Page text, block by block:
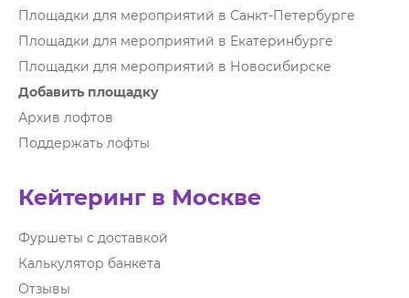
Площадки для мероприятий в Санкт-Петербурге
Площадки для мероприятий в Екатеринбурге
Площадки для мероприятий в Новосибирске
Добавить площадку
Архив лофтов
Поддержать лофты
Кейтеринг в Москве
Фуршеты с доставкой
Калькулятор банкета
Отзывы